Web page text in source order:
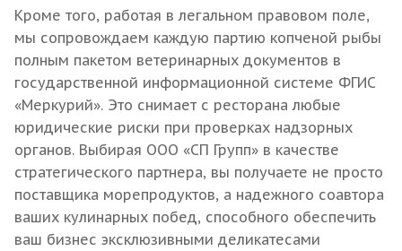
Кроме того, работая в легальном правовом поле,
мы сопровождаем каждую партию копченой рыбы
полным пакетом ветеринарных документов в
государственной информационной системе ФГИС
«Меркурий». Это снимает с ресторана любые
юридические риски при проверках надзорных
органов. Выбирая ООО «СП Групп» в качестве
стратегического партнера, вы получаете не просто
поставщика морепродуктов, а надежного соавтора
ваших кулинарных побед, способного обеспечить
ваш бизнес эксклюзивными деликатесами